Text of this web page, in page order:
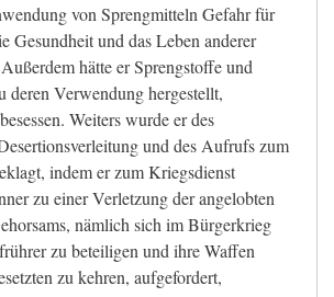
von Sprengmitteln Gefahr für
Gesundheit und das Leben anderer
hätte er Sprengstoffe und
deren Verwendung hergestellt,
Weiters wurde er des
und des Aufrufs zum
indem er zum Kriegsdienst
zu einer Verletzung der angelobten
nämlich sich im Bürgerkrieg
zu beteiligen und ihre Waffen
zu kehren, aufgefordert,